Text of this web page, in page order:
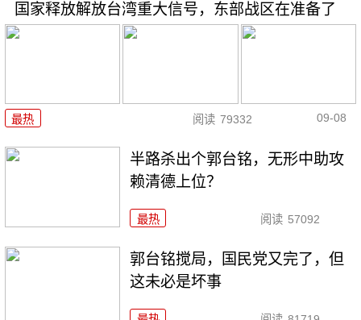
国家释放解放台湾重大信号，东部战区在准备了
最热 阅读 79332 09-08
半路杀出个郭台铭，无形中助攻
赖清德上位？
最热 阅读 57092
郭台铭搅局，国民党又完了，但
这未必是坏事